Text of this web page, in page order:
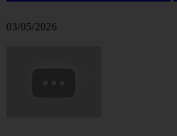
03/05/2026